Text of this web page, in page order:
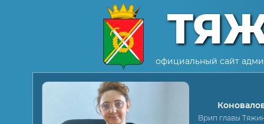
официальный сайт
Врип главы